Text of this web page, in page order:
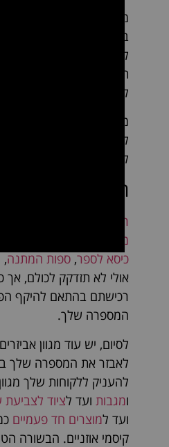
מוצרי טיפוח ועיצוב לשיער
במספרה שלך. מג'ל
למסכה לשיער צבוע, כדאי
תכשירים ומוצרי טיפוח
לגברים ולהעניק טיפול
מעבר לשימוש היומיומי
להציע ללקוחות שלך
להגדיל את ההכנסות שלך.
ריהוט למספרה
ריהוט למספרה
מספרה ומראות
כיסא לספר,ספות המתנה,
אולי לא תזדקק לכולם,
רכישתם בהתאם להיקף
המספרה שלך.
לסיום, יש עוד מגוון
לאבזר את המספרה שלך
להעניק ללקוחות שלך
ומגבות ועד לציוד
ועד למוצרים חד פעמיים
קיסמי אוזניים. הבשורה